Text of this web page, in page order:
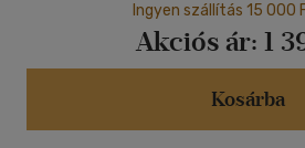
Ingyen szállítás 15
Akciós ár: 1
Kosárba